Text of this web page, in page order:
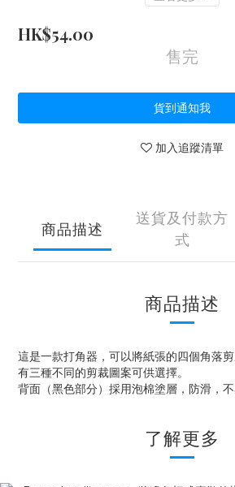
HK$54.00
售完
貨到通知我
加入追蹤清單
商品描述
送貨及付款方
式
商品描述
這是一款打角器，可以將紙張的四個角落剪
有三種不同的剪裁圖案可供選擇。
背面（黑色部分）採用泡棉塗層，防滑，
了解更多